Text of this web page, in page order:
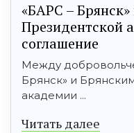
«БАРС –
Президентской
соглашение
Между
Брянск» и
академии ...
Читать далее